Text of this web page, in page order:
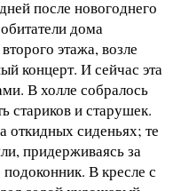
после новогоднего
дома
этажа, возле
концерт. И сейчас эта
В холле собралось
стариков и старушек.
откидных сиденьях; те
придерживаясь за
В кресле с